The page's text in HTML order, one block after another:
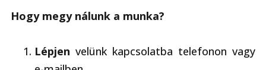
Hogy megy nálunk a munka?
Lépjen velünk kapcsolatba telefonon vagy